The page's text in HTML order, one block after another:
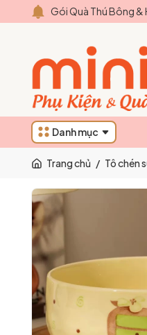
Gói Quà Thú Bông &
Danh mục
Trang chủ / Tô chén